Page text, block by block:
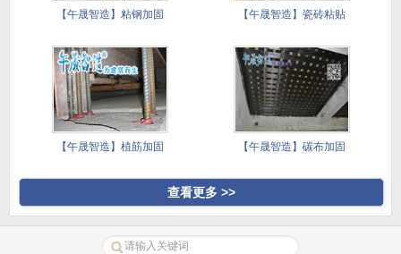
【午晟智造】粘钢加固 【午晟智造】瓷砖粘贴
【午晟智造】植筋加固 【午晟智造】碳布加固
查看更多 >>